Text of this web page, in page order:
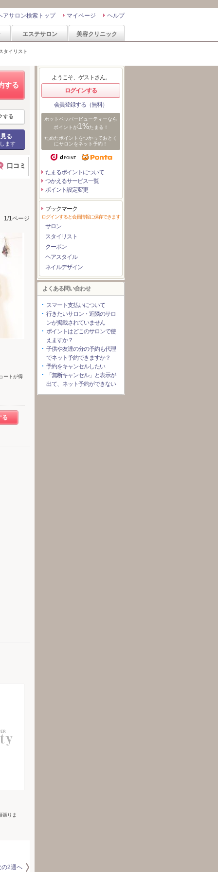
ヘルプ
マイページ
アサロン検索トップ
エステサロン 美容クリニック
タイリスト
する
する
る
ます
口コミ
1/1ページ
ートが得
る
張りま
の2週へ
ようこそ、ゲストさん。
ログインする
会員登録する（無料）
ホットペッパービューティーなら
ポイントが1%たまる！
ためたポイントをつかっておとく
にサロンをネット予約！
たまるポイントについて
つかえるサービス一覧
ポイント設定変更
ブックマーク
ログインすると会員情報に保存できます
サロン
スタイリスト
クーポン
ヘアスタイル
ネイルデザイン
よくある問い合わせ
スマート支払いについて
行きたいサロン・近隣のサロ
ンが掲載されていません
ポイントはどこのサロンで使
えますか？
子供や友達の分の予約も代理
でネット予約できますか？
予約をキャンセルしたい
「無断キャンセル」と表示が
出て、ネット予約ができない